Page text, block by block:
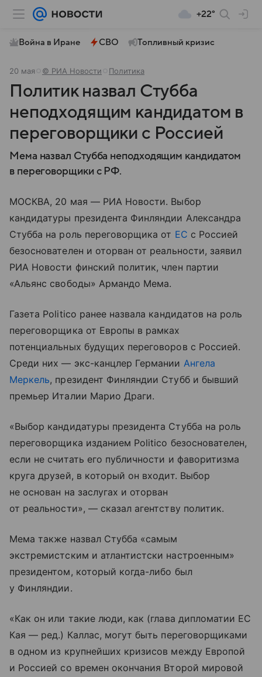
+22°
Война в Иране СВО Топливный кризис
20 мая © РИА Новости Политика
Политик назвал Стубба
неподходящим кандидатом в
переговорщики с Россией
Мема назвал Стубба неподходящим кандидатом
в переговорщики с РФ.
МОСКВА, 20 мая — РИА Новости. Выбор
кандидатуры президента Финляндии Александра
Стубба на роль переговорщика от ЕС с Россией
безоснователен и оторван от реальности, заявил
РИА Новости финский политик, член партии
«Альянс свободы» Армандо Мема.
Газета Politico ранее назвала кандидатов на роль
переговорщика от Европы в рамках
потенциальных будущих переговоров с Россией.
Среди них — экс-канцлер Германии Ангела
Меркель, президент Финляндии Стубб и бывший
премьер Италии Марио Драги.
«Выбор кандидатуры президента Стубба на роль
переговорщика изданием Politico безоснователен,
если не считать его публичности и фаворитизма
круга друзей, в который он входит. Выбор
не основан на заслугах и оторван
от реальности», — сказал агентству политик.
Мема также назвал Стубба «самым
экстремистским и атлантистски настроенным»
президентом, который когда-либо был
у Финляндии.
«Как он или такие люди, как (глава дипломатии ЕС
Кая — ред.) Каллас, могут быть переговорщиками
в одном из крупнейших кризисов между Европой
и Россией со времен окончания Второй мировой